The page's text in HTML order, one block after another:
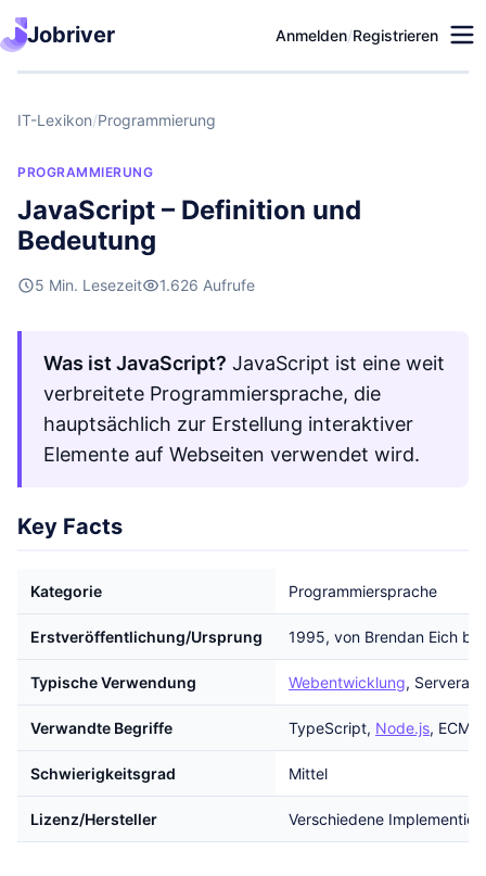
Jobriver Anmelden/Registrieren
IT-Lexikon/Programmierung
PROGRAMMIERUNG
JavaScript – Definition und
Bedeutung
5 Min. Lesezeit 1.626 Aufrufe
Was ist JavaScript? JavaScript ist eine weit
verbreitete Programmiersprache, die
hauptsächlich zur Erstellung interaktiver
Elemente auf Webseiten verwendet wird.
Key Facts
Kategorie Programmiersprache
Erstveröffentlichung/Ursprung 1995, von Brendan Eich
Typische Verwendung Webentwicklung,
Verwandte Begriffe TypeScript, Node.js,
Schwierigkeitsgrad Mittel
Lizenz/Hersteller Verschiedene